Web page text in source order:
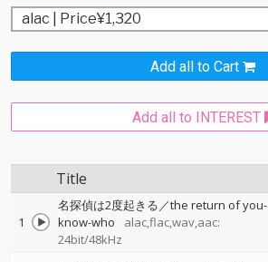
Add all to Cart
Add all to INTEREST
Title
1
名探偵は2度起きる／the return of you-
know-who
alac,flac,wav,aac:
24bit/48kHz